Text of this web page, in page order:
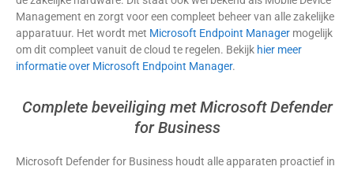
Management en zorgt voor een compleet beheer van alle zakelijke
apparatuur. Het wordt met Microsoft Endpoint Manager mogelijk
om dit compleet vanuit de cloud te regelen. Bekijk hier meer
informatie over Microsoft Endpoint Manager.
Complete beveiliging met Microsoft Defender
for Business
Microsoft Defender for Business houdt alle apparaten proactief in